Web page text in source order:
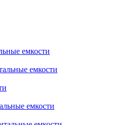
емкости
емкости
емкости